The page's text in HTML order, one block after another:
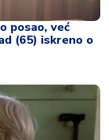
posao, već
(65) iskreno o